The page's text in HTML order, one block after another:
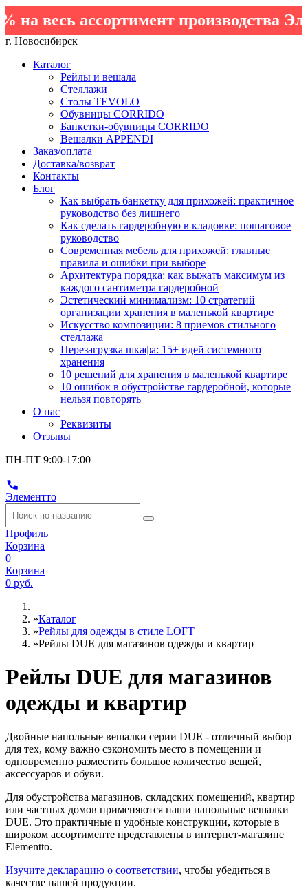
весь ассортимент производства
г. Новосибирск
Каталог
Рейлы и вешала
Стеллажи
Столы TEVOLO
Обувницы CORRIDO
Банкетки-обувницы CORRIDO
Вешалки APPENDI
Заказ/оплата
Доставка/возврат
Контакты
Блог
Как выбрать банкетку для прихожей: практичное
руководство без лишнего
Как сделать гардеробную в кладовке: пошаговое
руководство
Современная мебель для прихожей: главные
правила и ошибки при выборе
Архитектура порядка: как выжать максимум из
каждого сантиметра гардеробной
Эстетический минимализм: 10 стратегий
организации хранения в маленькой квартире
Искусство композиции: 8 приемов стильного
стеллажа
Перезагрузка шкафа: 15+ идей системного
хранения
10 решений для хранения в маленькой квартире
10 ошибок в обустройстве гардеробной, которые
нельзя повторять
О нас
Реквизиты
Отзывы
ПН-ПТ 9:00-17:00
Элементто
Профиль
Корзина
0
Корзина
0 руб.
»Каталог
»Рейлы для одежды в стиле LOFT
»Рейлы DUE для магазинов одежды и квартир
Рейлы DUE для магазинов
одежды и квартир
Двойные напольные вешалки серии DUE - отличный выбор
для тех, кому важно сэкономить место в помещении и
одновременно разместить большое количество вещей,
аксессуаров и обуви.
Для обустройства магазинов, складских помещений, квартир
или частных домов применяются наши напольные вешалки
DUE. Это практичные и удобные конструкции, которые в
широком ассортименте представлены в интернет-магазине
Elementto.
Изучите декларацию о соответствии, чтобы убедиться в
качестве нашей продукции.